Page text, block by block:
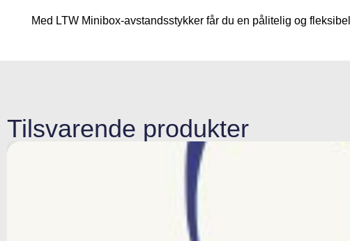
Med LTW Minibox-avstandsstykker får du en pålitelig og
Tilsvarende produkter